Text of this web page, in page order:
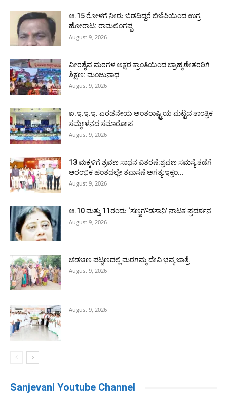
ಆ.15 ರೋಳಗೆ ನೀರು ಬಿಡದಿದ್ದರೆ ಬಿಜೆಪಿಯಿಂದ ಉಗ್ರ
ಹೋರಾಟ: ರಾಮಲಿಂಗಪ್ಪ
August 9, 2026
ವೀರಶೈವ ಮಠಗಳ ಅಕ್ಷರ ಕ್ರಾಂತಿಯಿಂದ ಬ್ರಾಹ್ಮಣೇತರರಿಗೆ
ಶಿಕ್ಷಣ: ಮಂಜುನಾಥ
August 9, 2026
ಐ.ಇ.ಇ.ಇ. ಎರಡನೇಯ ಅಂತರಾಷ್ಟ್ರಿಯ ಮಟ್ಟದ ತಾಂತ್ರಿಕ
ಸಮ್ಮೇಳನದ ಸಮಾರೋಪ
August 9, 2026
13 ಮಕ್ಕಳಿಗೆ ಶ್ರವಣ ಸಾಧನ ವಿತರಣೆ:ಶ್ರವಣ ಸಮಸ್ಯೆ ತಡೆಗೆ
ಆರಂಭಿಕ ಹಂತದಲ್ಲೇ ತಪಾಸಣೆ ಅಗತ್ಯ:ಇಕ್ರಂ...
August 9, 2026
ಆ.10 ಮತ್ತು 11ರಂದು ‘ಸಣ್ಣಗೌಡಸಾನಿ’ ನಾಟಕ ಪ್ರದರ್ಶನ
August 9, 2026
ಚಡಚಣ ಪಟ್ಟಣದಲ್ಲಿ ಮರಗಮ್ಮ ದೇವಿ ಭವ್ಯ ಜಾತ್ರೆ
August 9, 2026
August 9, 2026
Sanjevani Youtube Channel